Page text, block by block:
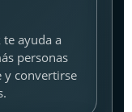
ayuda a
personas
y convertirse